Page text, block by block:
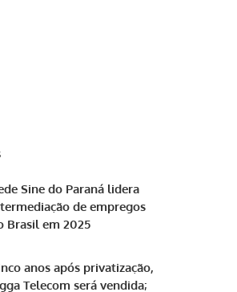
Sine do Paraná lidera
de empregos
Brasil em 2025
anos após privatização,
Telecom será vendida;